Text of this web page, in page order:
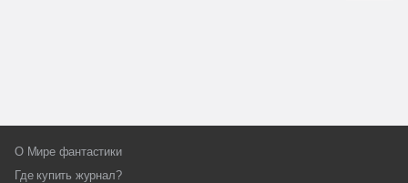
О Мире фантастики
Где купить журнал?